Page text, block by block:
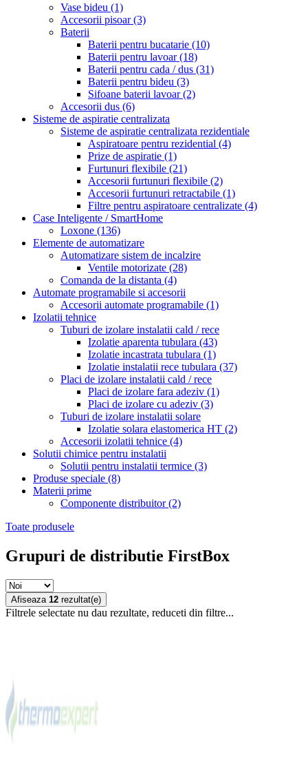
Vase bideu (1)
Accesorii pisoar(3)
Baterii
Baterii pentru bucatarie (10)
Baterii pentru lavoar(18)
Baterii pentru cada / dus (31)
Baterii pentru bideu (3)
Sifoane baterii lavoar(2)
Accesorii dus (6)
Sisteme de aspiratie centralizata
Sisteme de aspiratie centralizata rezidentiale
Aspiratoare pentru rezidential (4)
Prize de aspiratie (1)
Furtunuri flexibile (21)
Accesorii furtunuri flexibile (2)
Accesorii furtunuri retractabile (1)
Filtre pentru aspiratoare centralizate (4)
Case Inteligente / SmartHome
Loxone (136)
Elemente de automatizare
Automatizare sistem de incalzire
Ventile motorizate (28)
Comanda de la distanta (4)
Automate programabile si accesorii
Accesorii automate programabile (1)
Izolatii tehnice
Tuburi de izolare instalatii cald / rece
Izolatie aparenta tubulara (43)
Izolatie incastrata tubulara (1)
Izolatie instalatii rece tubulara (37)
Placi de izolare instalatii cald / rece
Placi de izolare fara adeziv (1)
Placi de izolare cu adeziv (3)
Tuburi de izolare instalatii solare
Izolatie solara elastomerica HT (2)
Accesorii izolatii tehnice (4)
Solutii chimice pentru instalatii
Solutii pentru instalatii termice (3)
Produse speciale (8)
Materii prime
Componente distribuitor(2)
Toate produsele
Grupuri de distributie FirstBox
Afiseaza 12 rezultat(e)
Filtrele selectate nu dau rezultate, reduceti din filtre...